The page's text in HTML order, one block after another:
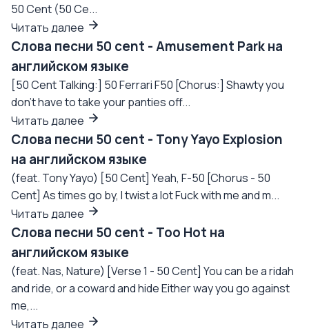
50 Cent (50 Ce...
Читать далее
Слова песни 50 cent - Amusement Park на
английском языке
[50 Cent Talking:] 50 Ferrari F50 [Chorus:] Shawty you
don’t have to take your panties off...
Читать далее
Слова песни 50 cent - Tony Yayo Explosion
на английском языке
(feat. Tony Yayo) [50 Cent] Yeah, F-50 [Chorus - 50
Cent] As times go by, I twist a lot Fuck with me and m...
Читать далее
Слова песни 50 cent - Too Hot на
английском языке
(feat. Nas, Nature) [Verse 1 - 50 Cent] You can be a ridah
and ride, or a coward and hide Either way you go against
me,...
Читать далее